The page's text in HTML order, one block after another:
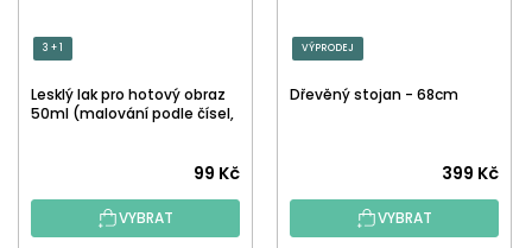
3 + 1
Lesklý lak pro hotový obraz
50ml (malování podle čísel,
hodnocení
produktu
99 Kč
VYBRAT
VÝPRODEJ
Dřevěný stojan - 68cm
399 Kč
VYBRAT